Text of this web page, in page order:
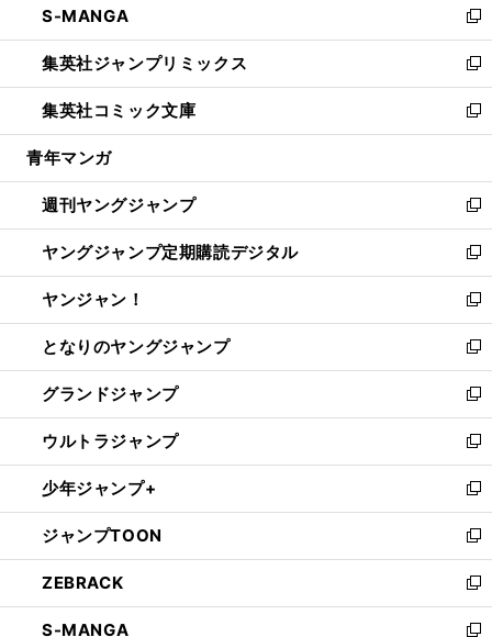
く
で
開
く
ド
ウ
で
開
く
ィ
ン
ド
ウ
で
開
い
ウ
ィ
ン
ド
ウ
開
く
S-MANGA
新
し
い
ウ
ィ
ン
ウ
で
開
く
集英社ジャンプリミックス
新
し
い
ウ
ン
ド
ウ
で
開
く
集英社コミック文庫
新
し
ウ
ィ
ン
ド
ウ
で
開
く
青年マンガ
週刊ヤングジャンプ
新
し
い
ウ
ィ
ン
ド
ウ
で
開
く
ヤングジャンプ定期購読デジタル
新
し
い
ウ
ィ
ン
ド
ウ
で
開
く
ヤンジャン！
新
し
い
ウ
ィ
ン
ド
ウ
で
開
く
となりのヤングジャンプ
新
し
い
ウ
ィ
ン
ド
ウ
で
開
く
グランドジャンプ
新
し
い
ウ
ィ
ン
ド
ウ
で
開
く
ウルトラジャンプ
新
し
い
ウ
ィ
ン
ド
ウ
で
少年ジャンプ+
新
し
い
ウ
ィ
ン
ド
ジャンプTOON
新
し
い
ウ
ィ
ZEBRACK
新
し
S-MANGA